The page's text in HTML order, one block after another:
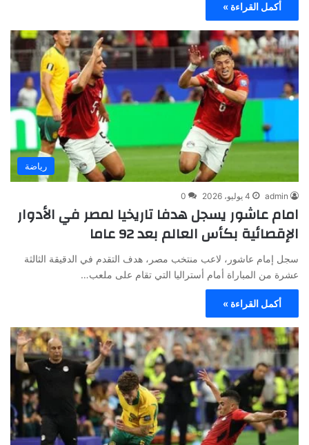
أكمل القراءة »
رياضة
admin 4 يوليو، 2026 0
امام عاشور يسجل هدفا تاريخيا لمصر في الأدوار
الإقصائية بكأس العالم بعد 92 عاما
سجل إمام عاشور، لاعب منتخب مصر، هدف التقدم في الدقيقة الثالثة
عشرة من المباراة أمام أستراليا التي تقام على ملعب…
أكمل القراءة »